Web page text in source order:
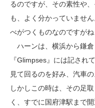
るのですが、その素性や
も、よく分かっていませ
べがつくものなのですが
ハーンは、横浜から鎌
『Glimpses』には記され
見て回るのを好み、汽車
しかしこの時は、その足
く、すでに国府津駅まで